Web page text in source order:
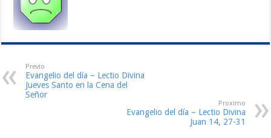
Previo
Evangelio del día – Lectio Divina
Jueves Santo en la Cena del
Señor
Proximo
Evangelio del día – Lectio Divina
Juan 14, 27-31